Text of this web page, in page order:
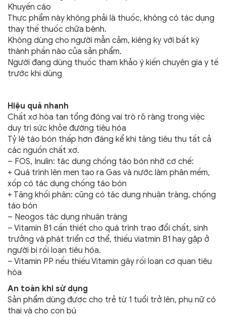
Khuyến cáo
Thực phẩm này không phải là thuốc, không có tác dụng
thay thế thuốc chữa bệnh.
Không dùng cho người mẫn cảm, kiêng kỵ với bất kỳ
thành phần nào của sản phẩm.
Người đang dùng thuốc tham khảo ý kiến chuyên gia y tế
trước khi dùng
Hiệu quả nhanh
Chất xơ hòa tan tổng đóng vai trò rõ ràng trong việc
duy trì sức khỏe đường tiêu hóa
Tỷ lệ táo bón thấp hơn đáng kể khi tăng tiêu thụ tất cả
các nguồn chất xơ.
– FOS, Inulin: tác dụng chống táo bón nhờ cơ chế:
+ Quá trình lên men tạo ra Gas và nước làm phân mềm,
xốp có tác dụng chống táo bón
+ Tăng khối phân: cũng có tác dụng nhuận tràng, chống
táo bón
– Neogos tác dụng nhuận tràng
– Vitamin B1 cần thiết cho quá trình trao đổi chất, sinh
trưởng và phát triển cơ thể, thiếu viatmin B1 hay gặp ở
người bị rối loạn tiêu hóa.
– Vitamin PP nếu thiếu Vitamin gây rối loạn cơ quan tiêu
hóa
An toàn khi sử dụng
Sản phẩm dùng được cho trẻ từ 1 tuổi trở lên, phụ nữ có
thai và cho con bú